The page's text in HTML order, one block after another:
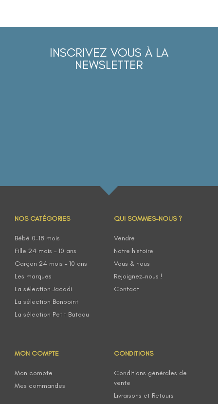
INSCRIVEZ VOUS À LA
NEWSLETTER
NOS CATÉGORIES
Bébé 0-18 mois
Fille 24 mois – 10 ans
Garçon 24 mois – 10 ans
Les marques
La sélection Jacadi
La sélection Bonpoint
La sélection Petit Bateau
QUI SOMMES-NOUS ?
Vendre
Notre histoire
Vous & nous
Rejoignez-nous !
Contact
MON COMPTE
Mon compte
Mes commandes
CONDITIONS
Conditions générales de
vente
Livraisons et Retours